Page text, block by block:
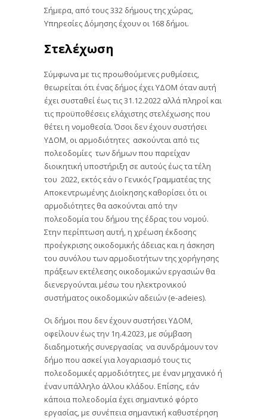
Σήμερα, από τους 332 δήμους της χώρας,
Υπηρεσίες Δόμησης έχουν οι 168 δήμοι.
Στελέχωση
Σύμφωνα με τις προωθούμενες ρυθμίσεις,
θεωρείται ότι ένας δήμος έχει ΥΔΟΜ όταν αυτή
έχει συσταθεί έως τις 31.12.2022 αλλά πληροί και
τις προϋποθέσεις ελάχιστης στελέχωσης που
θέτει η νομοθεσία. Όσοι δεν έχουν συστήσει
ΥΔΟΜ, οι αρμοδιότητες ασκούνται από τις
πολεοδομίες των δήμων που παρείχαν
διοικητική υποστήριξη σε αυτούς έως τα τέλη
του 2022, εκτός εάν ο Γενικός Γραμματέας της
Αποκεντρωμένης Διοίκησης καθορίσει ότι οι
αρμοδιότητες θα ασκούνται από την
πολεοδομία του δήμου της έδρας του νομού.
Στην περίπτωση αυτή, η χρέωση έκδοσης
προέγκρισης οικοδομικής άδειας και η άσκηση
του συνόλου των αρμοδιοτήτων της χορήγησης
πράξεων εκτέλεσης οικοδομικών εργασιών θα
διενεργούνται μέσω του ηλεκτρονικού
συστήματος οικοδομικών αδειών (e-adeies).
Οι δήμοι που δεν έχουν συστήσει ΥΔΟΜ,
οφείλουν έως την 1η.4.2023, με σύμβαση
διαδημοτικής συνεργασίας να συνδράμουν τον
δήμο που ασκεί για λογαριασμό τους τις
πολεοδομικές αρμοδιότητες, με έναν μηχανικό ή
έναν υπάλληλο άλλου κλάδου. Επίσης, εάν
κάποια πολεοδομία έχει σημαντικό φόρτο
εργασίας, με συνέπεια σημαντική καθυστέρηση